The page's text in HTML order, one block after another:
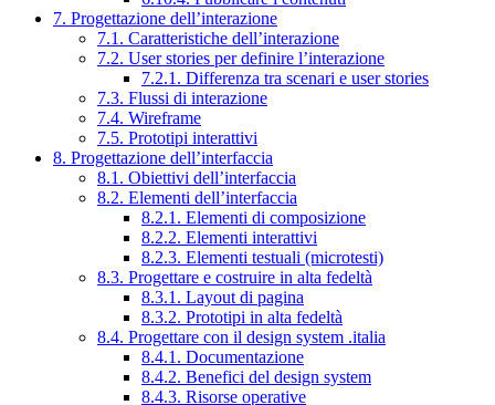
7. Progettazione dell’interazione
7.1. Caratteristiche dell’interazione
7.2. User stories per definire l’interazione
7.2.1. Differenza tra scenari e user stories
7.3. Flussi di interazione
7.4. Wireframe
7.5. Prototipi interattivi
8. Progettazione dell’interfaccia
8.1. Obiettivi dell’interfaccia
8.2. Elementi dell’interfaccia
8.2.1. Elementi di composizione
8.2.2. Elementi interattivi
8.2.3. Elementi testuali (microtesti)
8.3. Progettare e costruire in alta fedeltà
8.3.1. Layout di pagina
8.3.2. Prototipi in alta fedeltà
8.4. Progettare con il design system .italia
8.4.1. Documentazione
8.4.2. Benefici del design system
8.4.3. Risorse operative